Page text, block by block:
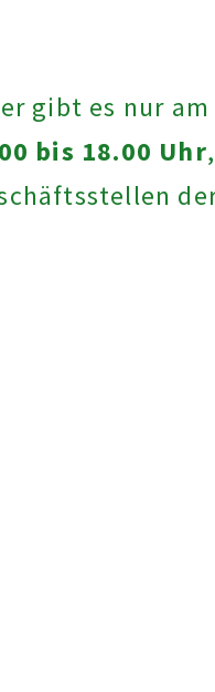
gibt es nur am
bis 18.00 Uhr